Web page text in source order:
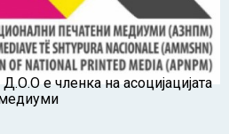
е членка на асоцијацијата
медиуми